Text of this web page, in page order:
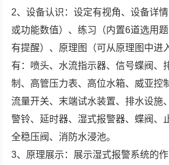
2、设备认识：设定有视角、设备详
或功能数值）、练习（内置6道选用
有提醒）、原理图（可从原理图中进
有：喷头、水流指示器、信号蝶阀、
制、高管压力表、高位水箱、威亚控
流量开关、末端试水装置、排水设施
警铃、延时器、湿式报警器、蝶阀、
全稳压阀、消防水浸池。
3、原理展示：展示湿式报警系统的